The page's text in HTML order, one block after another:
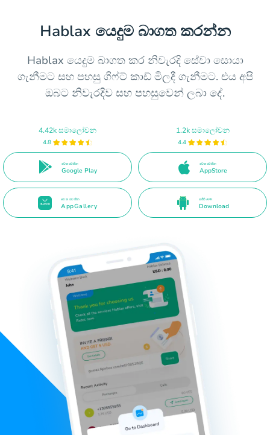
Hablax යෙදුම බාගත කරන්න
Hablax යෙදුම බාගත කර නිවැරදි සේවා සොයා
ගැනීමට සහ පහසු ගිෆ්ට් කාඩ් මිලදී ගැනීමට. එය අපි
ඔබට නිවැරදිව සහ පහසුවෙන් ලබා දේ.
4.42k සමාලෝචන
4.8
වෙත පවතින
Google Play
1.2k සමාලෝචන
4.4
වෙත පවතින
AppStore
වෙත පවතින
AppGallery
සජීවී APK
Download